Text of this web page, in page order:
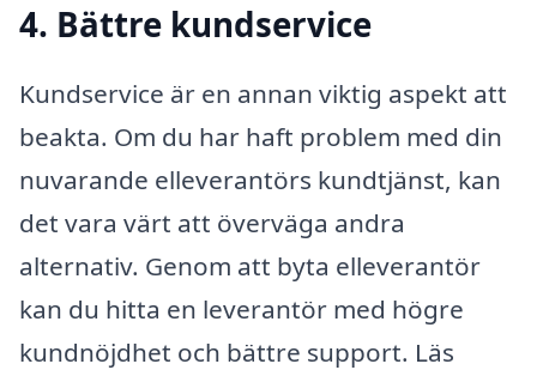
4. Bättre kundservice
Kundservice är en annan viktig aspekt att
beakta. Om du har haft problem med din
nuvarande elleverantörs kundtjänst, kan
det vara värt att överväga andra
alternativ. Genom att byta elleverantör
kan du hitta en leverantör med högre
kundnöjdhet och bättre support. Läs